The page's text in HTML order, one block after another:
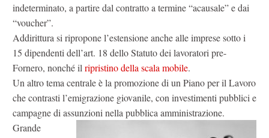
indeterminato, a partire dal contratto a termine “acausale” e dai
“voucher”.
Addirittura si ripropone l’estensione anche alle imprese sotto i
15 dipendenti dell’art. 18 dello Statuto dei lavoratori pre-
Fornero, nonché il ripristino della scala mobile.
Un altro tema centrale è la promozione di un Piano per il Lavoro
che contrasti l’emigrazione giovanile, con investimenti pubblici e
campagne di assunzioni nella pubblica amministrazione.
Grande